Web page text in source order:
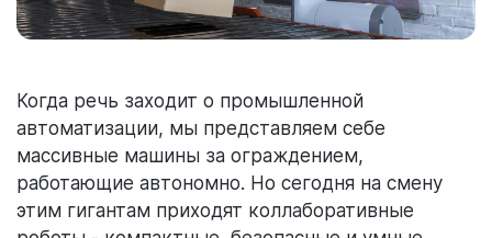
Когда речь заходит о промышленной
автоматизации, мы представляем себе
массивные машины за ограждением,
работающие автономно. Но сегодня на смену
этим гигантам приходят коллаборативные